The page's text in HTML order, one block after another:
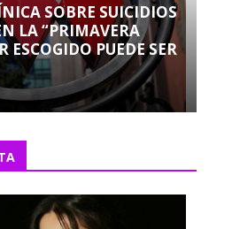
SOBRE SUICIDIOS
LA “PRIMAVERA
ESCOGIDO PUEDE SER